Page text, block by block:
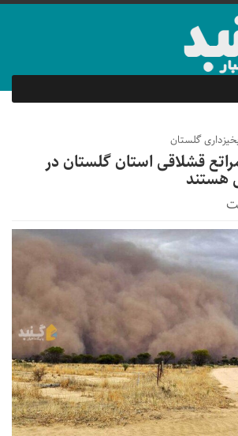
گلستان
مراتع قشلاقی استان گلستان در
هستند